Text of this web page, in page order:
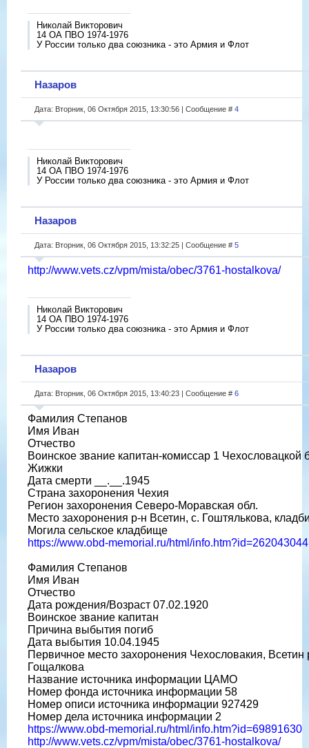
Николай Викторович
14 ОА ПВО 1974-1976
У России только два союзника - это Армия и Флот
Назаров
Дата: Вторник, 06 Октября 2015, 13:30:56 | Сообщение # 4
Николай Викторович
14 ОА ПВО 1974-1976
У России только два союзника - это Армия и Флот
Назаров
Дата: Вторник, 06 Октября 2015, 13:32:25 | Сообщение # 5
http://www.vets.cz/vpm/mista/obec/3761-hostalkova/
Николай Викторович
14 ОА ПВО 1974-1976
У России только два союзника - это Армия и Флот
Назаров
Дата: Вторник, 06 Октября 2015, 13:40:23 | Сообщение # 6
Фамилия Степанов
Имя Иван
Отчество
Воинское звание капитан-комиссар 1 Чехословацкой
Жижки
Дата смерти __.__.1945
Страна захоронения Чехия
Регион захоронения Северо-Моравская обл.
Место захоронения р-н Всетин, с. Гоштялькова,
Могила сельское кладбище
https://www.obd-memorial.ru/html/info.htm?id=262043044
Фамилия Степанов
Имя Иван
Отчество
Дата рождения/Возраст 07.02.1920
Воинское звание капитан
Причина выбытия погиб
Дата выбытия 10.04.1945
Первичное место захоронения Чехословакия, Всетин
Гощалкова
Название источника информации ЦАМО
Номер фонда источника информации 58
Номер описи источника информации 927429
Номер дела источника информации 2
https://www.obd-memorial.ru/html/info.htm?id=69891630
http://www.vets.cz/vpm/mista/obec/3761-hostalkova/